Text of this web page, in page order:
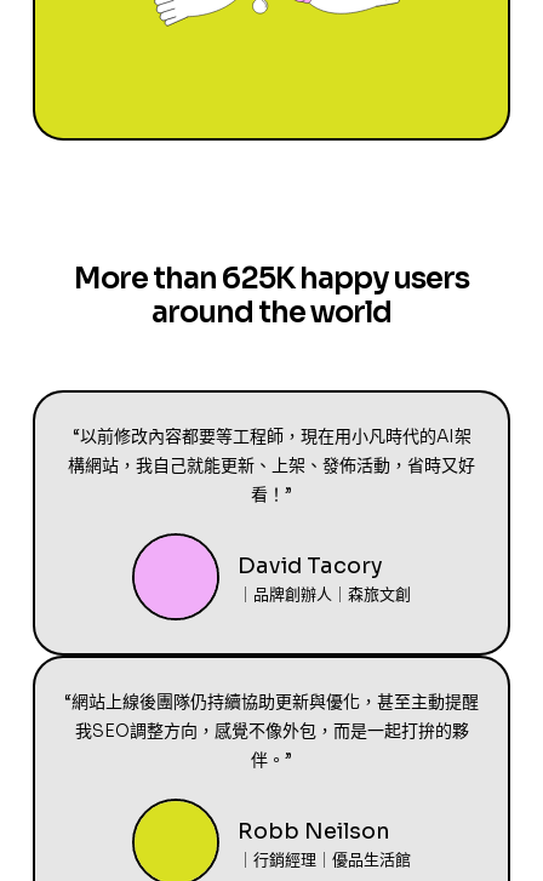
More than 625K happy users
around the world
“以前修改內容都要等工程師，現在用小凡時代的AI架
構網站，我自己就能更新、上架、發佈活動，省時又好
看！”
David Tacory
｜品牌創辦人｜森旅文創
“網站上線後團隊仍持續協助更新與優化，甚至主動提醒
我SEO調整方向，感覺不像外包，而是一起打拚的夥
伴。”
Robb Neilson
｜行銷經理｜優品生活館